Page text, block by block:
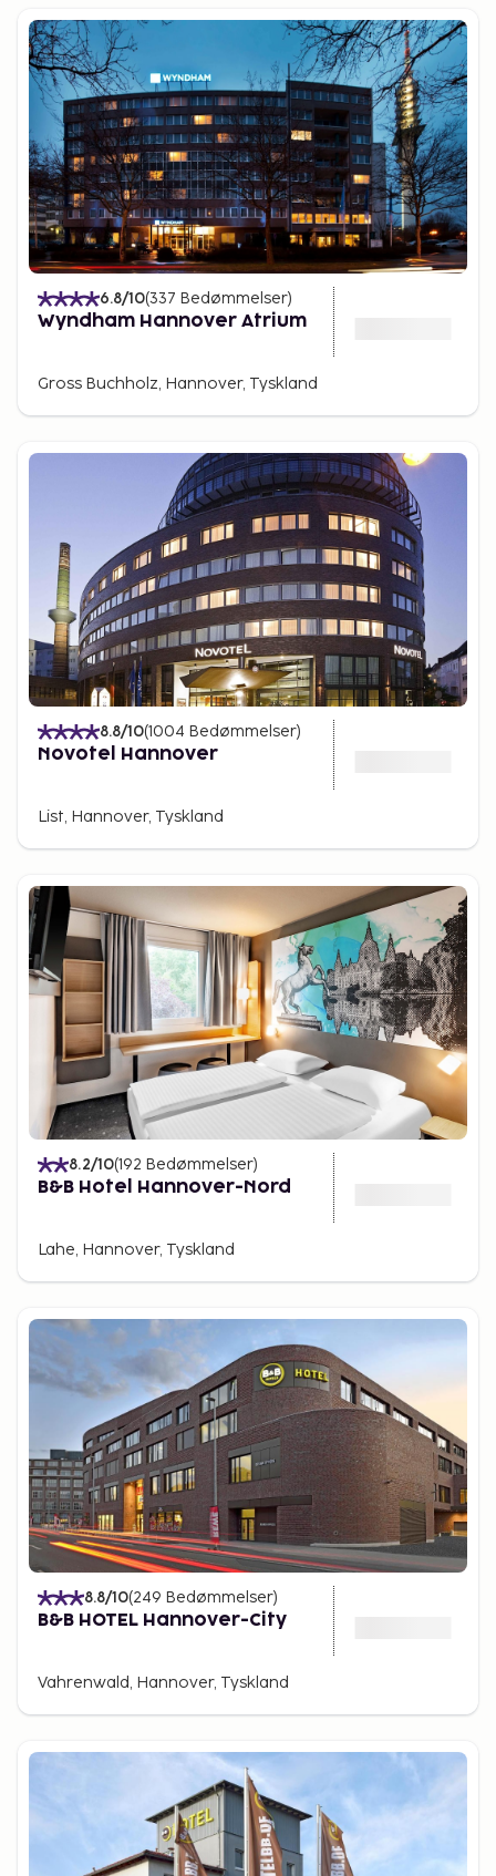
6.8/10(337 Bedømmelser)
Wyndham Hannover Atrium
Gross Buchholz, Hannover, Tyskland
8.8/10(1004 Bedømmelser)
Novotel Hannover
List, Hannover, Tyskland
8.2/10(192 Bedømmelser)
B&B Hotel Hannover-Nord
Lahe, Hannover, Tyskland
8.8/10(249 Bedømmelser)
B&B HOTEL Hannover-City
Vahrenwald, Hannover, Tyskland